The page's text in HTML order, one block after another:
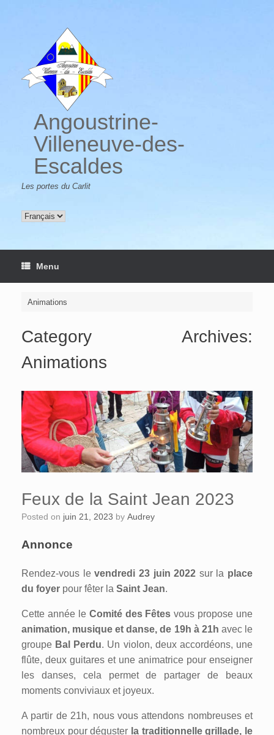
Angoustrine-
Villeneuve-des-
Escaldes
Les portes du Carlit
Choisir
Menu
Animations
Category Archives:
Animations
Feux de la Saint Jean 2023
Posted on juin 21, 2023 by Audrey
Annonce
Rendez-vous levendredi 23 juin 2022 sur la place
du foyer pour fêter la Saint Jean.
Cette année le Comité des Fêtes vous propose une
animation, musique et danse, de 19h à 21h avec le
groupe Bal Perdu. Un violon, deux accordéons, une
flûte, deux guitares et une animatrice pour enseigner
les danses, cela permet de partager de beaux
moments conviviaux et joyeux.
A partir de 21h, nous vous attendons nombreuses et
nombreux pour déguster la traditionnelle grillade, le